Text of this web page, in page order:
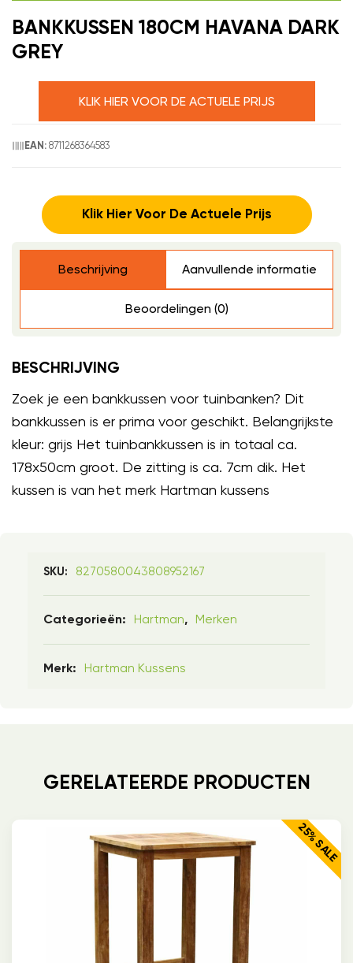
BANKKUSSEN 180CM HAVANA DARK
GREY
KLIK HIER VOOR DE ACTUELE PRIJS
EAN: 8711268364583
Klik Hier Voor De Actuele Prijs
Beschrijving Aanvullende informatie
Beoordelingen (0)
BESCHRIJVING
Zoek je een bankkussen voor tuinbanken? Dit
bankkussen is er prima voor geschikt. Belangrijkste
kleur: grijs Het tuinbankkussen is in totaal ca.
178x50cm groot. De zitting is ca. 7cm dik. Het
kussen is van het merk Hartman kussens
SKU: 8270580043808952167
Categorieën: Hartman, Merken
Merk: Hartman Kussens
GERELATEERDE PRODUCTEN
25% SALE